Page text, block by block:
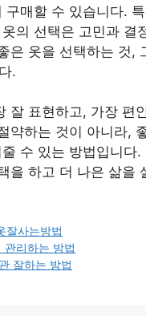
구매할 수 있습니다.
의 선택은 고민과
은 옷을 선택하는 것,
.
잘 표현하고, 가장 편
약하는 것이 아니라,
수 있는 방법입니
을 하고 더 나은 삶을
잘사는방법
관리하는 방법
잘하는 방법